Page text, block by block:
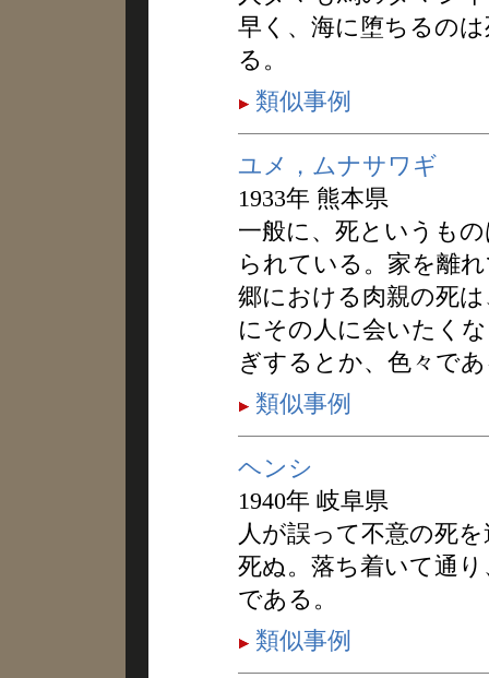
早く、海に堕ちるの
る。
類似事例
ユメ，ムナサワギ
1933年 熊本県
一般に、死というも
られている。家を離
郷における肉親の死
にその人に会いたく
ぎするとか、色々で
類似事例
ヘンシ
1940年 岐阜県
人が誤って不意の死
死ぬ。落ち着いて通
である。
類似事例